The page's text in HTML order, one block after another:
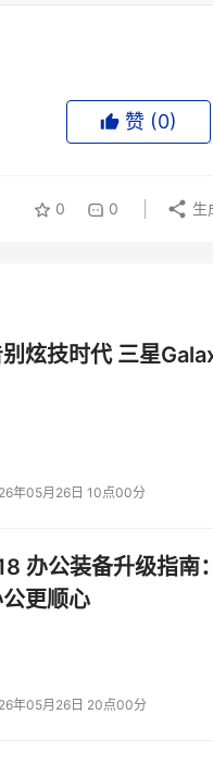
赞 (0)
0 0 生
炫技时代 三星
年05月26日 10点00分
办公装备升级指南
更顺心
年05月26日 20点00分